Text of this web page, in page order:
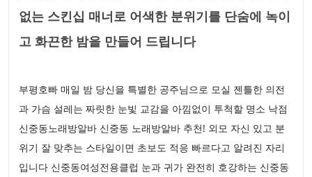
없는 스킨십 매너로 어색한 분위기를 단숨에 녹이
고 화끈한 밤을 만들어 드립니다
부평호빠 매일 밤 당신을 특별한 공주님으로 모실 젠틀한 의전
과 가슴 설레는 짜릿한 눈빛 교감을 아낌없이 투척할 명소 낙점
신중동노래방알바 신중동 노래방알바 추천! 외모 자신 있고 분
위기 잘 맞추는 스타일이면 초보도 적응 빠르다고 알려진 자리
입니다 신중동여성전용클럽 눈과 귀가 완전히 호강하는 신중동